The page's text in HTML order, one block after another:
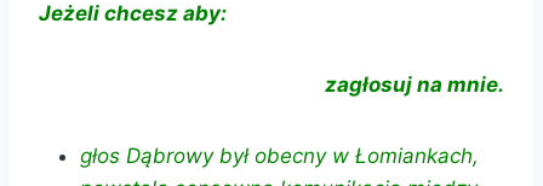
Jeżeli chcesz aby:
zagłosuj na mnie.
głos Dąbrowy był obecny w Łomiankach,